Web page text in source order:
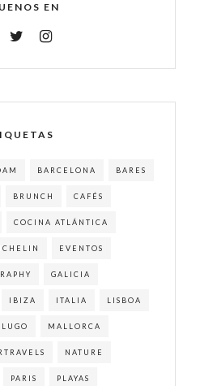
EN
BARCELONA BARES
BRUNCH CAFÉS
COCINA ATLÁNTICA
EVENTOS
GALICIA
IBIZA ITALIA LISBOA
LUGO MALLORCA
NATURE
PARIS PLAYAS